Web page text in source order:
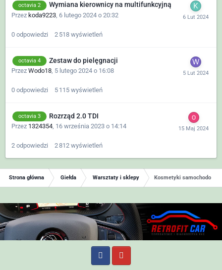
octavia 2 Wymiana kierownicy na multifunkcyjną
Przez koda9223 6 lutego 2024 o 20:32
0 odpowiedzi 2 518 wyświetleń
octavia 4 Zestaw do pielęgnacji
Przez Wodo18 5 lutego 2024 o 16:08
0 odpowiedzi 5 115 wyświetleń
octavia 3 Rozrząd 2.0 TDI
Przez 1324354, 16 września 2023 o 14:14
2 odpowiedzi 2 812 wyświetleń
Strona główna Giełda Warsztaty i sklepy Kosmetyki samochodowe